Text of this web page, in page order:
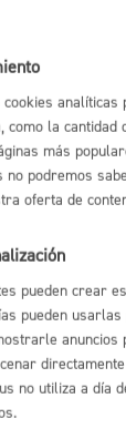
para
certificado
Volver atrás
como la cantidad
más
no podremos
oferta de
pueden crear
pueden
anuncios
no utiliza a día